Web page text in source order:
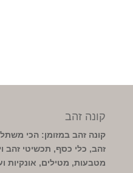
קונה זהב
קונה זהב במזומן: הכי
זהב, כלי כסף, תכשיטי זהב
מטבעות, מטילים, אונקיות